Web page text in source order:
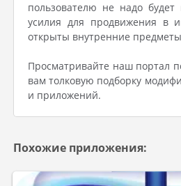
пользователю не надо будет
усилия для продвижения в
открыты внутренние
Просматривайте наш портал
вам толковую подборку
и приложений.
Похожие приложения: